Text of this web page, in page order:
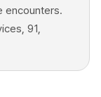
encounters.
91,